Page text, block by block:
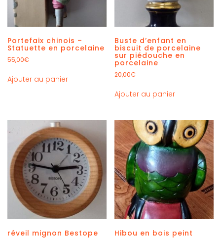
Portefaix chinois –
Statuette en porcelaine
55,00€
Ajouter au panier
Buste d’enfant en
biscuit de porcelaine
sur piédouche en
porcelaine
20,00€
Ajouter au panier
réveil mignon Bestope Hibou en bois peint